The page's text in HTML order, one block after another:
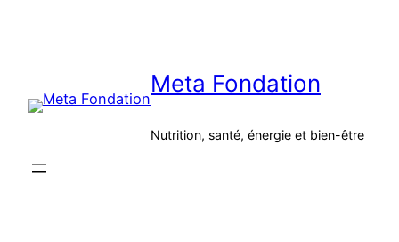
Meta Fondation
Nutrition, santé, énergie et bien-être